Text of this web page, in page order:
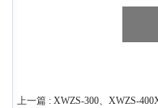
上一篇 : XWZS-300、XWZS-